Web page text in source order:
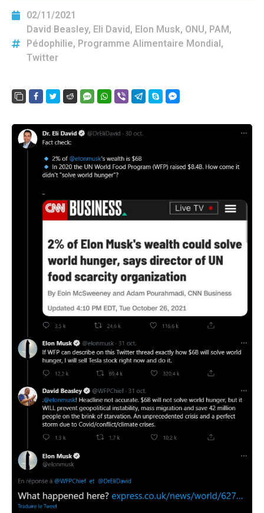
02/11/2021
David Beasley, Eli David, Elon Musk, ONU, PAM,
Pédophilie, Programme Alimentaire Mondial,
Twitter